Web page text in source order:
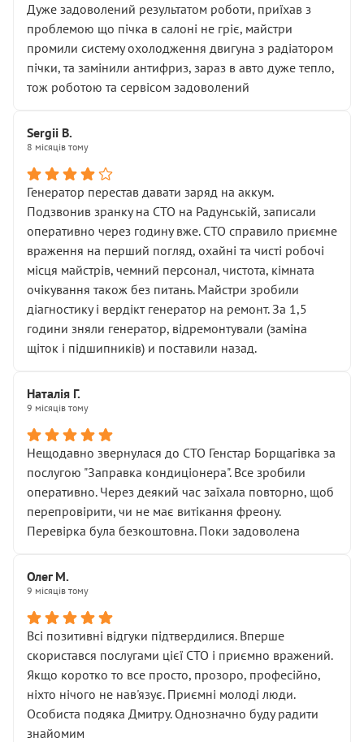
Дуже задоволений результатом роботи, приїхав з
проблемою що пічка в салоні не гріє, майстри
промили систему охолодження двигуна з радіатором
пічки, та замінили антифриз, зараз в авто дуже тепло,
тож роботою та сервісом задоволений
Sergii B.
8 місяців тому
Генератор перестав давати заряд на аккум.
Подзвонив зранку на СТО на Радунській, записали
оперативно через годину вже. СТО справило приємне
враження на перший погляд, охайні та чисті робочі
місця майстрів, чемний персонал, чистота, кімната
очікування також без питань. Майстри зробили
діагностику і вердікт генератор на ремонт. За 1,5
години зняли генератор, відремонтували (заміна
щіток і підшипників) и поставили назад.
Наталія Г.
9 місяців тому
Нещодавно звернулася до СТО Генстар Борщагівка за
послугою "Заправка кондиціонера". Все зробили
оперативно. Через деякий час заїхала повторно, щоб
перепровірити, чи не має витікання фреону.
Перевірка була безкоштовна. Поки задоволена
Олег М.
9 місяців тому
Всі позитивні відгуки підтвердилися. Вперше
скористався послугами цієї СТО і приємно вражений.
Якщо коротко то все просто, прозоро, професійно,
ніхто нічого не нав'язує. Приємні молоді люди.
Особиста подяка Дмитру. Однозначно буду радити
знайомим